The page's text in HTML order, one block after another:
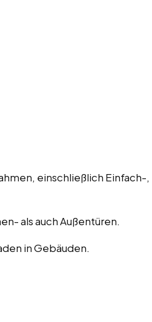
einschließlich Einfach-,
als auch Außentüren.
in Gebäuden.